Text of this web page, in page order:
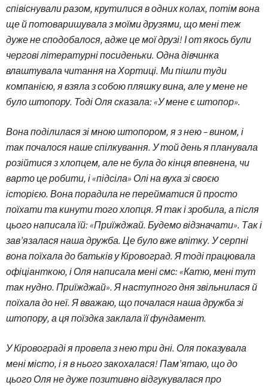
співіснували разом, крутилися в одних колах, потім вона
ще й потоваришувала з моїми друзями, що мені теж
дуже не сподобалося, адже це мої друзі! І от якось були
чергові літературні посиденьки. Одна дівчинка
влаштувала читання на Хортиці. Ми пішли туди
компанією, я взяла з собою пляшку вина, але у мене не
було штопору. Тоді Оля сказала: «У мене є штопор».
Вона поділилася зі мною штопором, я з нею – вином, і
так почалося наше спілкування. У той день я планувала
розійтися з хлопцем, але не була до кінця впевнена, чи
варто це робити, і «підсіла» Олі на вуха зі своєю
історією. Вона порадила не перейматися й просто
поїхати та кинути того хлопця. Я так і зробила, а після
цього написала їй: «Приїжджай. Будемо відзначати». Так і
зав’язалася наша дружба. Це було вже влітку. У серпні
вона поїхала до батьків у Кіровоград. Я тоді працювала
офіціанткою, і Оля написала мені смс: «Катю, мені тут
так нудно. Приїжджай». Я наступного дня звільнилася й
поїхала до неї. Я вважаю, що почалася наша дружба зі
штопору, а ця поїздка заклала її фундамент.
У Кіровограді я провела з нею три дні. Оля показувала
мені місто, і я в нього закохалася! Пам’ятаю, що до
цього Оля не дуже позитивно відгукувалася про